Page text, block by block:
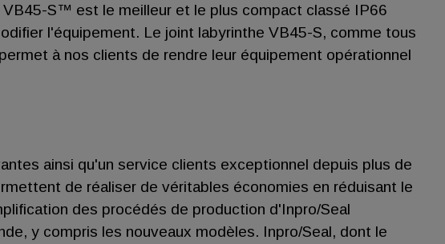
S™ est le meilleur et le plus compact classé IP66
l'équipement. Le joint labyrinthe VB45-S, comme tous
à nos clients de rendre leur équipement opérationnel
ainsi qu'un service clients exceptionnel depuis plus de
de réaliser de véritables économies en réduisant le
des procédés de production d'Inpro/Seal
y compris les nouveaux modèles. Inpro/Seal, dont le